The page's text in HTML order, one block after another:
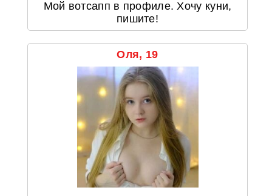
Мой вотсапп в профиле. Хочу куни,
пишите!
Оля, 19